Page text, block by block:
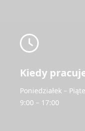
Kiedy
Poniedziałek –
9:00 – 17:00